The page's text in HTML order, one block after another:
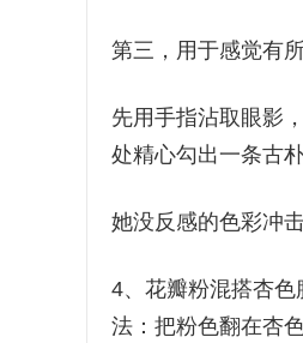
第三，用于感觉有
先用手指沾取眼影
处精心勾出一条古
她没反感的色彩冲
4、花瓣粉混搭杏
法：把粉色翻在杏